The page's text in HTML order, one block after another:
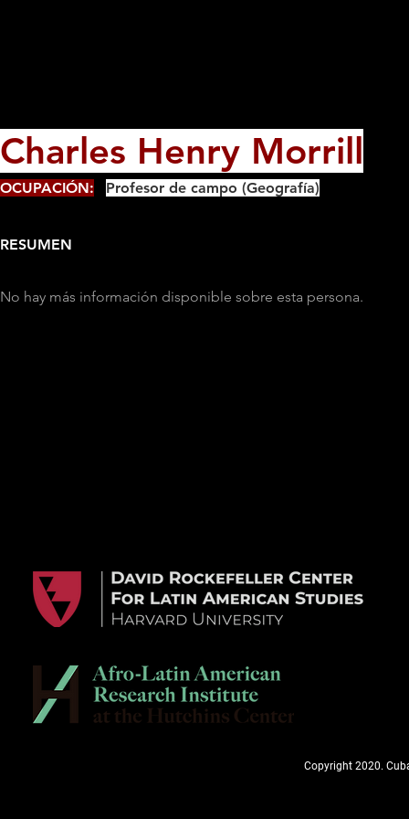
Charles Henry Morrill
Profesor de campo (Geografía)
OCUPACIÓN:
RESUMEN
No hay más información disponible sobre esta persona.
Copyright 2020.